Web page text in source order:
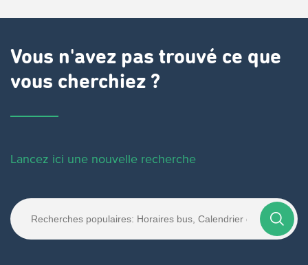
Vous n'avez pas trouvé ce que
vous cherchiez ?
Lancez ici une nouvelle recherche